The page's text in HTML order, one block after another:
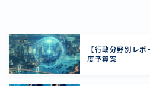
【行政分野別レ
度予算案